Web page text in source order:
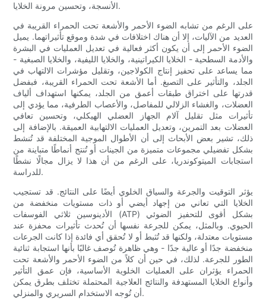
الأنسجة، وتحسين مرونة الخلايا.
على الرغم من تشابه الضوء الأحمر والأشعة تحت الحمراء القريبة في
العديد من الآليات، إلا أن هناك اختلافات في شدة وموقع تأثيراتهما. يميل
الضوء الأحمر إلى أن يكون أكثر فعالية في تعديل العمليات في البشرة
والأدمة السطحية - الخلايا الكيراتينية، والخلايا الليفية، والخلايا الصبغية -
مما يساعد على تحفيز إنتاج الكولاجين، وتقليل مؤشرات الالتهاب في
الجلد، والتأثير على التصبغ. أما الأشعة تحت الحمراء القريبة، فبفضل
قدرتها على اختراق طبقات أعمق من الجلد، يمكنها استهداف ألياف
العضلات، والغشاء الزلالي للمفاصل، والأعصاب الطرفية، مما يؤدي إلى
تأثيرات مثل تقليل آلام الجهاز العضلي الهيكلي، وتحسين تعافي
العضلات بعد التمرين، وتعديل العمليات الالتهابية العميقة. بالإضافة إلى
ذلك، تشير بعض الأبحاث إلى أن الأطوال الموجية المختلفة قد تُنشط
بشكل تفضيلي مجموعات متميزة من الجينات أو تُنتج أنماطًا متباينة من
استجابات الميتوكوندريا، على الرغم من أن هذا لا يزال مجالًا نشطًا
للدراسة.
يؤثر التوقيت والجرعة والسياق الخلوي أيضًا على النتائج. قد تستجيب
الخلايا التي تعاني من إجهاد أيضي أو ذات مستويات منخفضة من
الأدينوسين ثلاثي الفوسفات (ATP) بشكل أقوى للتحفيز الضوئي
الحيوي. وبالمثل، يمكن للجرعة نفسها أن تُحدث تأثيرات محفزة عند
مستويات معتدلة، ولكنها قد تُثبط أو لا تُحقق أي فائدة إذا كانت الجرعات
منخفضة جدًا أو عالية جدًا - وهي ظاهرة تُوصف غالبًا بأنها استجابة ثنائية
الطور للجرعة. لذلك، في حين أن كلاً من الضوء الأحمر والأشعة تحت
الحمراء يؤثران على العمليات الخلوية الأساسية، فإن عمق التأثير
وأنواع الخلايا المستهدفة والنتائج العلاجية المحتملة تختلف بطرق يمكن
أن تُوجه الاستخدام السريري والمنزلي.